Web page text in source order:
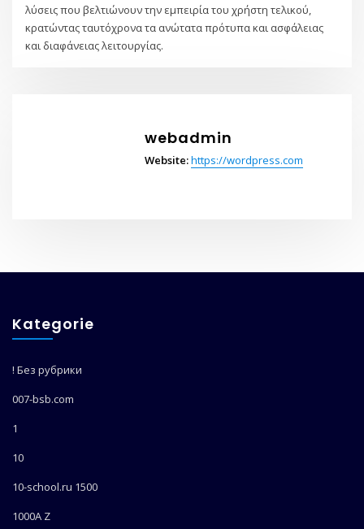
λύσεις που βελτιώνουν την εμπειρία του χρήστη τελικού,
κρατώντας ταυτόχρονα τα ανώτατα πρότυπα και ασφάλειας
και διαφάνειας λειτουργίας.
webadmin
Website:https://wordpress.com
Kategorie
! Без рубрики
007-bsb.com
1
10
10-school.ru 1500
1000A Z